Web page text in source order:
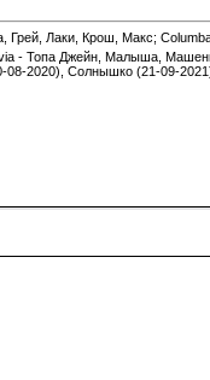
Лаки, Крош, Макс;
- Топа Джейн, Малыша,
2020), Солнышко (21-09-